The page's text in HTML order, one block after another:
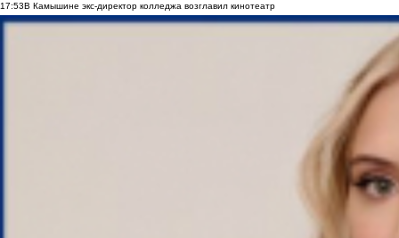
17:53В Камышине экс-директор колледжа возглавил кинотеатр